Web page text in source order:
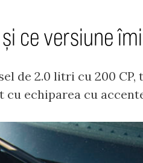
ce versiune
de 2.0 litri cu 200
echiparea cu